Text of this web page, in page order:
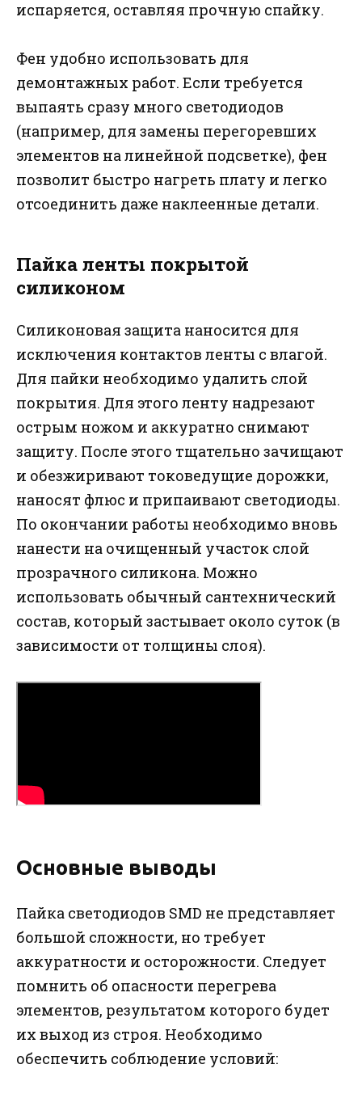
испаряется, оставляя прочную спайку.
Фен удобно использовать для
демонтажных работ. Если требуется
выпаять сразу много светодиодов
(например, для замены перегоревших
элементов на линейной подсветке), фен
позволит быстро нагреть плату и легко
отсоединить даже наклеенные детали.
Пайка ленты покрытой
силиконом
Силиконовая защита наносится для
исключения контактов ленты с влагой.
Для пайки необходимо удалить слой
покрытия. Для этого ленту надрезают
острым ножом и аккуратно снимают
защиту. После этого тщательно зачищают
и обезжиривают токоведущие дорожки,
наносят флюс и припаивают светодиоды.
По окончании работы необходимо вновь
нанести на очищенный участок слой
прозрачного силикона. Можно
использовать обычный сантехнический
состав, который застывает около суток (в
зависимости от толщины слоя).
Основные выводы
Пайка светодиодов SMD не представляет
большой сложности, но требует
аккуратности и осторожности. Следует
помнить об опасности перегрева
элементов, результатом которого будет
их выход из строя. Необходимо
обеспечить соблюдение условий: